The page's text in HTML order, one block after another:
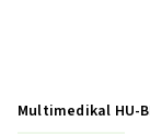
Multimedikal HU-